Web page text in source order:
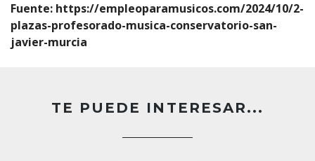
Fuente: https://empleoparamusicos.com/2024/10/2-
plazas-profesorado-musica-conservatorio-san-
javier-murcia
TE PUEDE INTERESAR...